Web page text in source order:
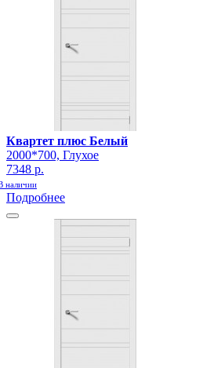
Квартет плюс Белый
2000*700, Глухое
7348 р.
наличии
Подробнее